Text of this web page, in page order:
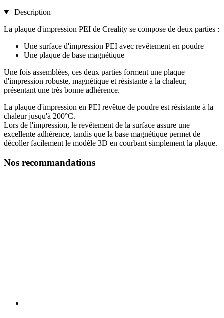
Description
La plaque d'impression PEI de Creality se compose de deux parties :
Une surface d'impression PEI avec revêtement en poudre
Une plaque de base magnétique
Une fois assemblées, ces deux parties forment une plaque
d'impression robuste, magnétique et résistante à la chaleur,
présentant une très bonne adhérence.
La plaque d'impression en PEI revêtue de poudre est résistante à la
chaleur jusqu'à 200°C.
Lors de l'impression, le revêtement de la surface assure une
excellente adhérence, tandis que la base magnétique permet de
décoller facilement le modèle 3D en courbant simplement la plaque.
Nos recommandations